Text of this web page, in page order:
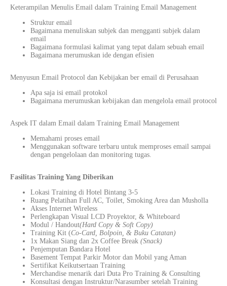
Keterampilan Menulis Email dalam Training Email Management
Struktur email
Bagaimana menuliskan subjek dan mengganti subjek dalam
email
Bagaimana formulasi kalimat yang tepat dalam sebuah email
Bagaimana merumuskan ide dengan efisien
Menyusun Email Protocol dan Kebijakan ber email di Perusahaan
Apa saja isi email protokol
Bagaimana merumuskan kebijakan dan mengelola email protocol
Aspek IT dalam Email dalam Training Email Management
Memahami proses email
Menggunakan software terbaru untuk memproses email sampai
dengan pengelolaan dan monitoring tugas.
Fasilitas Training Yang Diberikan
Lokasi Training di Hotel Bintang 3-5
Ruang Pelatihan Full AC, Toilet, Smoking Area dan Musholla
Akses Internet Wireless
Perlengkapan Visual LCD Proyektor, & Whiteboard
Modul / Handout(Hard Copy & Soft Copy)
Training Kit (Co-Card, Bolpoin, & Buku Catatan)
1x Makan Siang dan 2x Coffee Break (Snack)
Penjemputan Bandara Hotel
Basement Tempat Parkir Motor dan Mobil yang Aman
Sertifikat Keikutsertaan Training
Merchandise menarik dari Duta Pro Training & Consulting
Konsultasi dengan Instruktur/Narasumber setelah Training